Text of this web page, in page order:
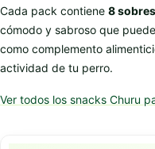
Cada pack contiene 8
cómodo y sabroso que
como complemento
actividad de tu perro.
Ver todos los snacks Churu